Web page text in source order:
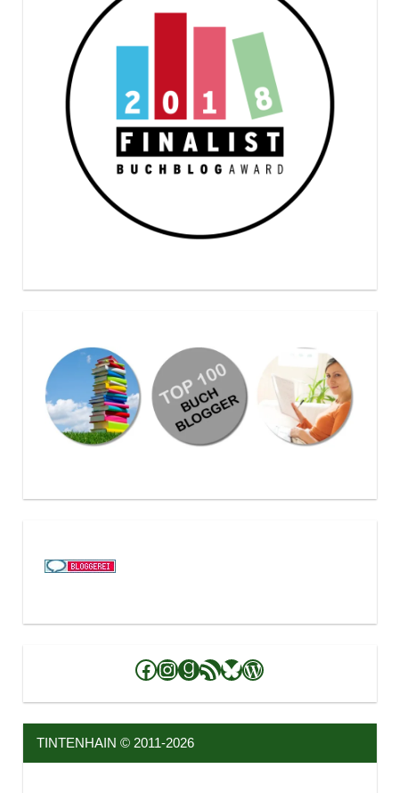
Facebook
Instagram
Goodreads
RSS-Feed
Bluesky
WordPress
TINTENHAIN © 2011-2026